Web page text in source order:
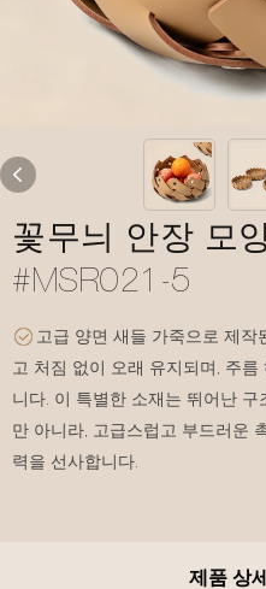
꽃무늬 안장 모
#MSR021-5
고급 양면 새들 가죽으로 제
고 처짐 없이 오래 유지되며, 주
니다. 이 특별한 소재는 뛰어난
만 아니라, 고급스럽고 부드러운
력을 선사합니다.
제품 상